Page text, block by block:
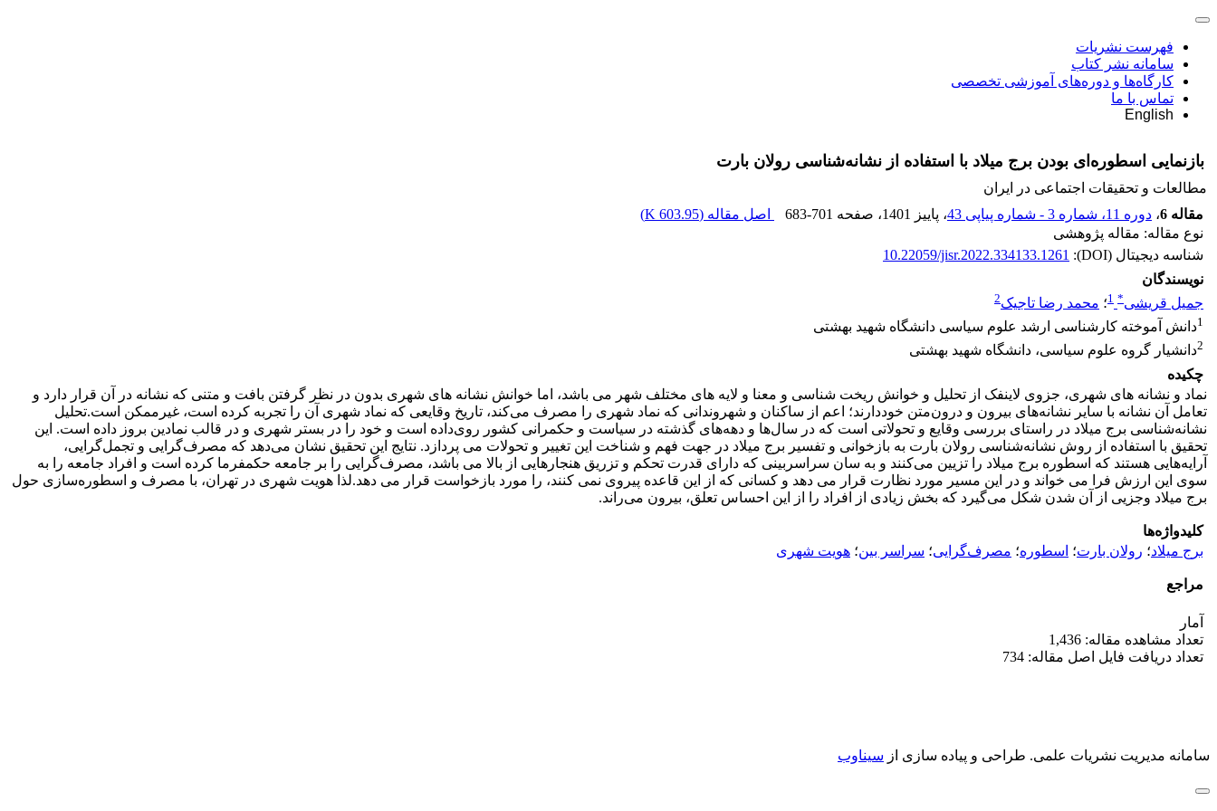
فهرست نشریات
سامانه نشر کتاب
کارگاه‌ها و دوره‌های آموزشی تخصصی
تماس با ما
English
بازنمایی اسطوره‌ای بودن برج میلاد با استفاده از نشانه‌شناسی رولان بارت
مطالعات و تحقیقات اجتماعی در ایران
مقاله 6
، دوره 11، شماره 3 - شماره پیاپی 43 ، پاییز 1401 ، صفحه 683-701 اصل مقاله (603.95 K
)
نوع مقاله: مقاله پژوهشی
شناسه دیجیتال (DOI):
10.22059/jisr.2022.334133.1261
نویسندگان
جمیل قریشی*
1؛ محمد رضا تاجیک2
1دانش آموخته کارشناسی ارشد علوم سیاسی دانشگاه شهید بهشتی
2دانشیار گروه علوم سیاسی، دانشگاه شهید بهشتی
چکیده
نماد و نشانه های شهری، جزوی لاینفک از تحلیل و خوانش ریخت شناسی و معنا و لایه های مختلف شهر می باشد، اما خوانش نشانه های شهری بدون در نظر گرفتن بافت و متنی که نشانه در آن قرار دارد و
تعامل آن نشانه با سایر نشانه‌های بیرون و درون‌متن خوددارند؛ اعم از ساکنان و شهروندانی که نماد شهری را مصرف می‌کند، تاریخ وقایعی که نماد شهری آن را تجربه کرده است، غیرممکن است.تحلیل
نشانه‌شناسی برج میلاد در راستای بررسی وقایع و تحولاتی است که در سال‌ها و دهه‌های گذشته در سیاست و حکمرانی کشور روی‌داده است و خود را در بستر شهری و در قالب نمادین بروز داده است. این
تحقیق با استفاده از روش نشانه‌شناسی رولان بارت به بازخوانی و تفسیر برج میلاد در جهت فهم و شناخت این تغییر و تحولات می پردازد. نتایج این تحقیق نشان می‌دهد که مصرف‌گرایی و تجمل‌گرایی،
آرایه‌هایی هستند که اسطوره برج میلاد را تزیین می‌کنند و به سان سراسربینی که دارای قدرت تحکم و تزریق هنجارهایی از بالا می باشد، مصرف‌گرایی را بر جامعه حکمفرما کرده است و افراد جامعه را به
سوی این ارزش فرا می خواند و در این مسیر مورد نظارت قرار می دهد و کسانی که از این قاعده پیروی نمی کنند، را مورد بازخواست قرار می دهد.لذا هویت شهری در تهران، با مصرف و اسطوره‌سازی حول
برج میلاد وجزیی از آن شدن شکل می‌گیرد که بخش زیادی از افراد را از این احساس تعلق، بیرون می‌راند.
کلیدواژه‌ها
برج میلاد؛ رولان بارت؛ اسطوره؛ مصرف‌گرایی؛ سراسر بین؛ هویت شهری
مراجع
آمار
تعداد مشاهده مقاله: 1,436
تعداد دریافت فایل اصل مقاله: 734
سامانه مدیریت نشریات علمی. طراحی و پیاده سازی از سیناوب